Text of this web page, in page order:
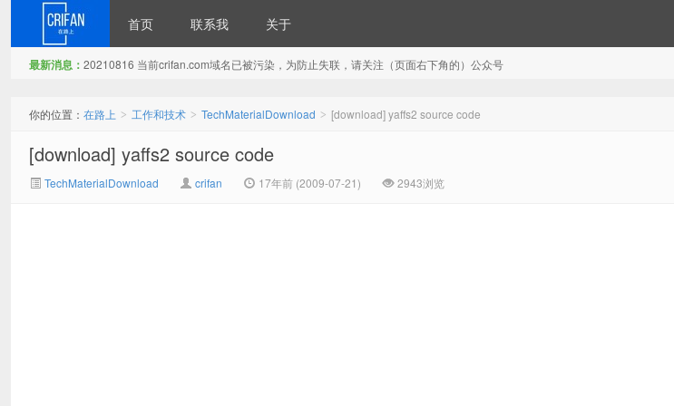
首页 联系我 关于
最新消息： 20210816 当前crifan.com域名已被污染，为防止失联，请关注（页面右下角的）公众号
你的位置： 在路上 > 工作和技术 > TechMaterialDownload > [download] yaffs2 source code
[download] yaffs2 source code
TechMaterialDownload crifan 17年前 (2009-07-21) 2943浏览